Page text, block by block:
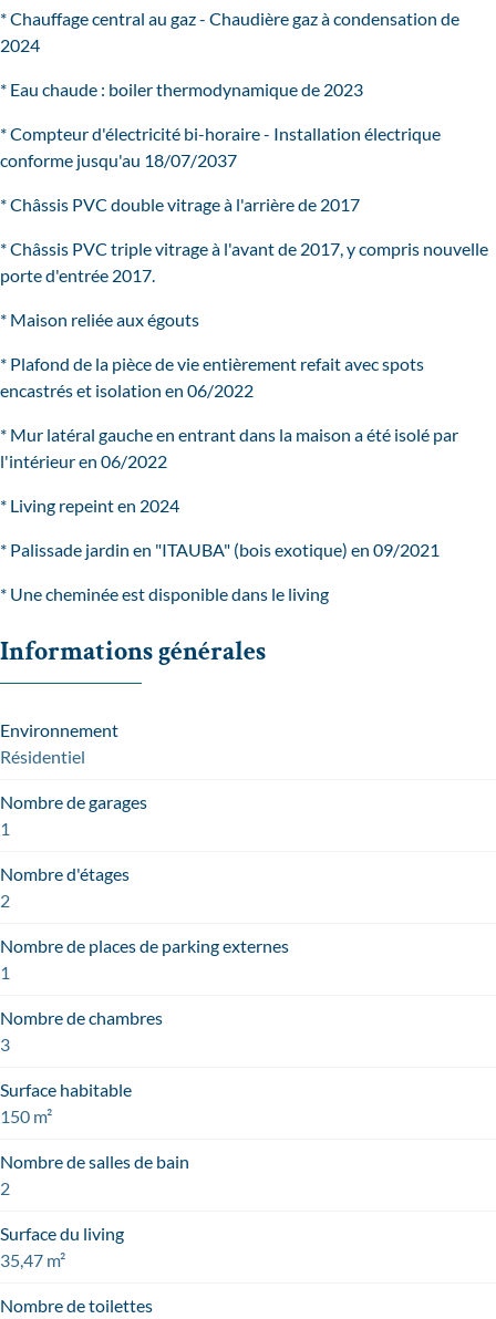
* Chauffage central au gaz - Chaudière gaz à condensation de
2024
* Eau chaude : boiler thermodynamique de 2023
* Compteur d'électricité bi-horaire - Installation électrique
conforme jusqu'au 18/07/2037
* Châssis PVC double vitrage à l'arrière de 2017
* Châssis PVC triple vitrage à l'avant de 2017, y compris nouvelle
porte d'entrée 2017.
* Maison reliée aux égouts
* Plafond de la pièce de vie entièrement refait avec spots
encastrés et isolation en 06/2022
* Mur latéral gauche en entrant dans la maison a été isolé par
l'intérieur en 06/2022
* Living repeint en 2024
* Palissade jardin en "ITAUBA" (bois exotique) en 09/2021
* Une cheminée est disponible dans le living
Informations générales
Environnement
Résidentiel
Nombre de garages
1
Nombre d'étages
2
Nombre de places de parking externes
1
Nombre de chambres
3
Surface habitable
150 m²
Nombre de salles de bain
2
Surface du living
35,47 m²
Nombre de toilettes